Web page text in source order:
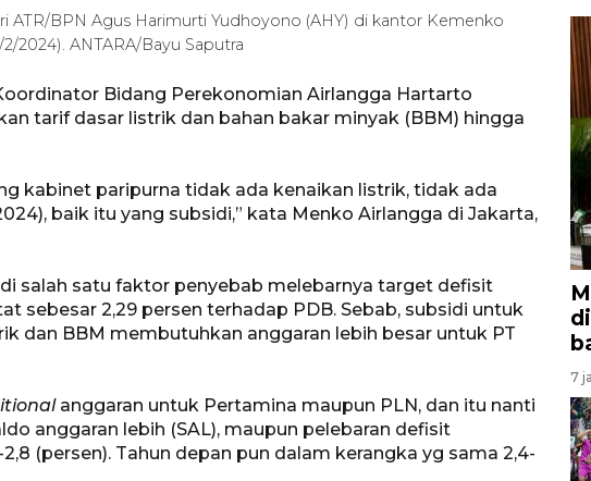
ATR/BPN Agus Harimurti Yudhoyono (AHY) di kantor Kemenko
2024). ANTARA/Bayu Saputra
Bidang Perekonomian Airlangga Hartarto
tarif dasar listrik dan bahan bakar minyak (BBM) hingga
kabinet paripurna tidak ada kenaikan listrik, tidak ada
baik itu yang subsidi,” kata Menko Airlangga di Jakarta,
salah satu faktor penyebab melebarnya target defisit
sebesar 2,29 persen terhadap PDB. Sebab, subsidi untuk
dan BBM membutuhkan anggaran lebih besar untuk PT
anggaran untuk Pertamina maupun PLN, dan itu nanti
anggaran lebih (SAL), maupun pelebaran defisit
(persen). Tahun depan pun dalam kerangka yg sama 2,4-
7